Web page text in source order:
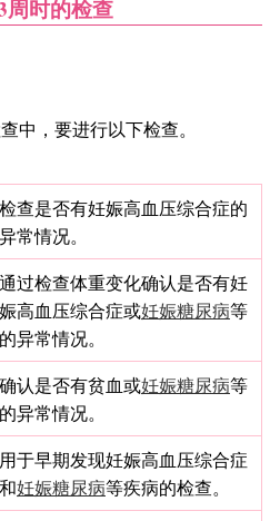
周时的检查
中，要进行以下检查。
检查是否有妊娠高血压综合症的
异常情况。
通过检查体重变化确认是否有妊
娠高血压综合症或妊娠糖尿病等
的异常情况。
确认是否有贫血或妊娠糖尿病等
的异常情况。
用于早期发现妊娠高血压综合症
和妊娠糖尿病等疾病的检查。